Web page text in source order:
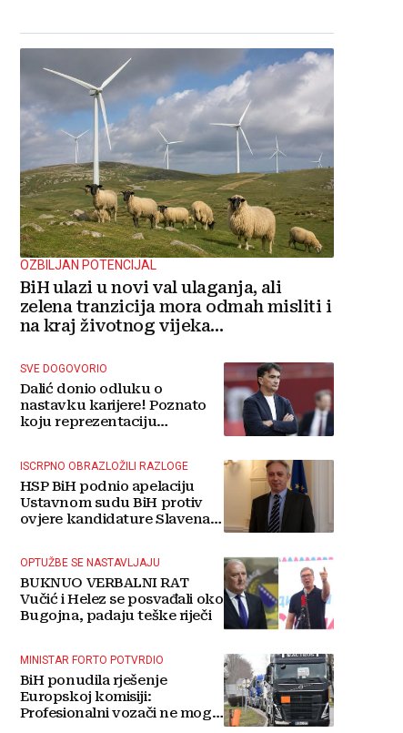
OZBILJAN POTENCIJAL
BiH ulazi u novi val ulaganja, ali
zelena tranzicija mora odmah misliti i
na kraj životnog vijeka
SVE DOGOVORIO
Dalić donio odluku o
nastavku karijere! Poznato
koju reprezentaciju
ISCRPNO OBRAZLOŽILI RAZLOGE
HSP BiH podnio apelaciju
Ustavnom sudu BiH protiv
ovjere kandidature Slavena
OPTUŽBE SE NASTAVLJAJU
BUKNUO VERBALNI RAT
Vučić i Helez se posvađali oko
Bugojna, padaju teške riječi
MINISTAR FORTO POTVRDIO
BiH ponudila rješenje
Europskoj komisiji:
Profesionalni vozači ne mogu